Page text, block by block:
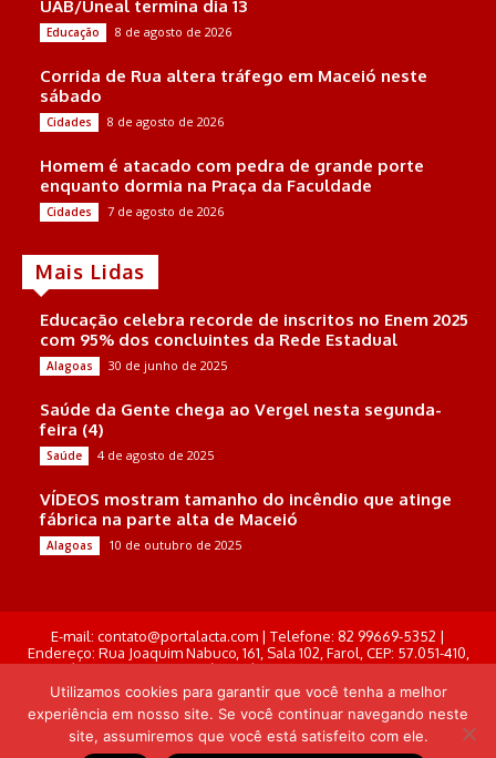
UAB/Uneal termina dia 13
Educação 8 de agosto de 2026
Corrida de Rua altera tráfego em Maceió neste
sábado
Cidades 8 de agosto de 2026
Homem é atacado com pedra de grande porte
enquanto dormia na Praça da Faculdade
Cidades 7 de agosto de 2026
Mais Lidas
Educação celebra recorde de inscritos no Enem 2025
com 95% dos concluintes da Rede Estadual
Alagoas 30 de junho de 2025
Saúde da Gente chega ao Vergel nesta segunda-
feira (4)
Saúde 4 de agosto de 2025
VÍDEOS mostram tamanho do incêndio que atinge
fábrica na parte alta de Maceió
Alagoas 10 de outubro de 2025
E-mail: contato@portalacta.com | Telefone: 82 99669-5352 |
Endereço: Rua Joaquim Nabuco, 161, Sala 102, Farol, CEP: 57.051-410,
Maceió, Alagoas . Responsável Técnico: Derek Gustavo de Morais
Pereira
© Portal Acta - 2025-2026.
Utilizamos cookies para garantir que você tenha a melhor
experiência em nosso site. Se você continuar navegando neste
site, assumiremos que você está satisfeito com ele.